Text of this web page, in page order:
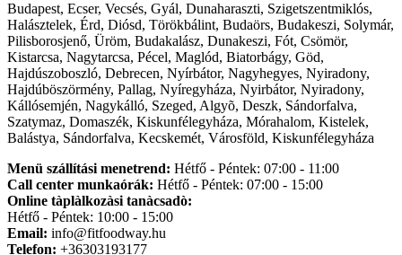
Budapest, Ecser, Vecsés, Gyál, Dunaharaszti, Szigetszentmiklós,
Halásztelek, Érd, Diósd, Törökbálint, Budaörs, Budakeszi, Solymár,
Pilisborosjenő, Üröm, Budakalász, Dunakeszi, Fót, Csömör,
Kistarcsa, Nagytarcsa, Pécel, Maglód, Biatorbágy, Göd,
Hajdúszoboszló, Debrecen, Nyírbátor, Nagyhegyes, Nyiradony,
Hajdúböszörmény, Pallag, Nyíregyháza, Nyirbátor, Nyiradony,
Kállósemjén, Nagykálló, Szeged, Algyõ, Deszk, Sándorfalva,
Szatymaz, Domaszék, Kiskunfélegyháza, Mórahalom, Kistelek,
Balástya, Sándorfalva, Kecskemét, Városföld, Kiskunfélegyháza
Menü szállítási menetrend: Hétfő - Péntek: 07:00 - 11:00
Call center munkaórák: Hétfő - Péntek: 07:00 - 15:00
Online tàplàlkozàsi tanàcsadò:
Hétfő - Péntek: 10:00 - 15:00
Email: info@fitfoodway.hu
Telefon: +36303193177